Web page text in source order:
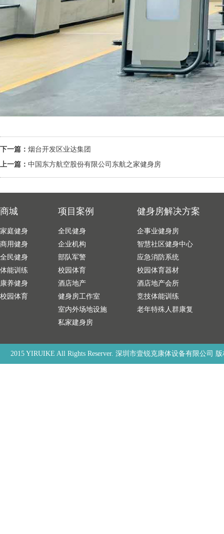
下一篇： 烟台开发区业达集团
上一篇： 中国东方航空股份有限公司东航之家健身房
商城
家庭健身
商用健身
全民健身
体能训练
康养健身
校园体育
项目案例
全民健身
企业机构
部队军警
校园体育
酒店地产
健身房工作室
室内外场地设施
私家建身房
健身房解决方案
企事业健身房
智慧社区健身中心
应急消防系统
校园体育器材
酒店地产会所
竞技体能训练
老年特殊人群康复
2015 YIRUIKE All Rights Reserver. 深圳市壹锐克康体设备有限公司